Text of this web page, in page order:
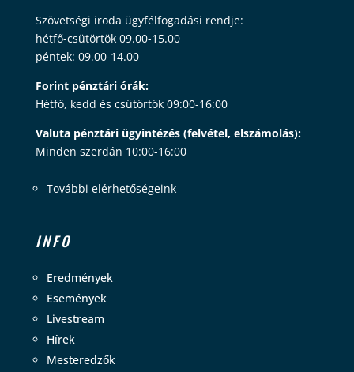
Szövetségi iroda ügyfélfogadási rendje:
hétfő-csütörtök 09.00-15.00
péntek: 09.00-14.00
Forint pénztári órák:
Hétfő, kedd és csütörtök 09:00-16:00
Valuta pénztári ügyintézés (felvétel, elszámolás):
Minden szerdán 10:00-16:00
További elérhetőségeink
INFO
Eredmények
Események
Livestream
Hírek
Mesteredzők